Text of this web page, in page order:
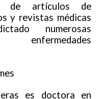
de artículos de
y revistas médicas
numerosas
enfermedades
es doctora en